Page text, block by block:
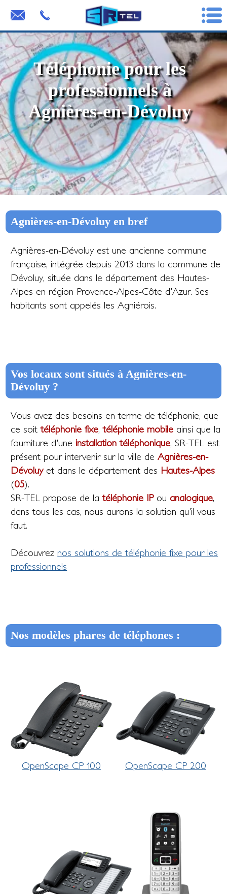
Téléphonie pour les
professionnels à
Agnières-en-Dévoluy
Agnières-en-Dévoluy en bref
Agnières-en-Dévoluy est une ancienne commune
française, intégrée depuis 2013 dans la commune de
Dévoluy, située dans le département des Hautes-
Alpes en région Provence-Alpes-Côte d'Azur. Ses
habitants sont appelés les Agniérois.
Vos locaux sont situés à Agnières-en-
Dévoluy ?
Vous avez des besoins en terme de téléphonie, que
ce soittéléphonie fixe,téléphonie mobile ainsi que la
fourniture d'une installation téléphonique, SR-TEL est
présent pour intervenir sur la ville deAgnières-en-
Dévoluyet dans le département des Hautes-Alpes
(05).
SR-TEL propose de latéléphonie IPou analogique,
dans tous les cas, nous aurons la solution qu'il vous
faut.
Découvrez nos solutions de téléphonie fixe pour les
professionnels
Nos modèles phares de téléphones :
OpenScape CP 100 OpenScape CP 200